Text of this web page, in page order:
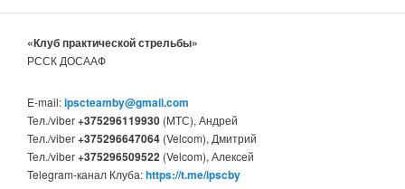
«Клуб практической стрельбы»
РССК ДОСААФ
E-mail:ipscteamby@gmail.com
Тел./viber+375296119930 (МТС), Андрей
Тел./viber+375296647064 (Velcom), Дмитрий
Тел./viber+375296509522 (Velcom), Алексей
Telegram-канал Клуба:https://t.me/ipscby